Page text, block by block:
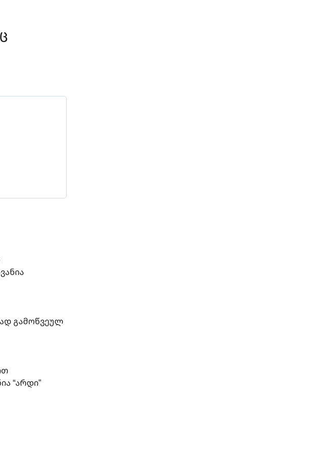
გამოწვეულ
“არდი”